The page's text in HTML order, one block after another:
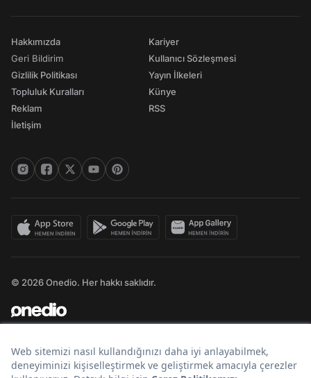
Hakkımızda
Geri Bildirim
Gizlilik Politikası
Topluluk Kuralları
Reklam
İletişim
Kariyer
Kullanıcı Sözleşmesi
Yayın İlkeleri
Künye
RSS
© 2026 Onedio. Her hakkı saklıdır.
Bir markasıdır.